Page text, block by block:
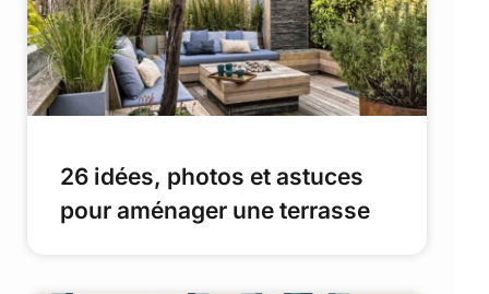
26 idées, photos et astuces
pour aménager une terrasse